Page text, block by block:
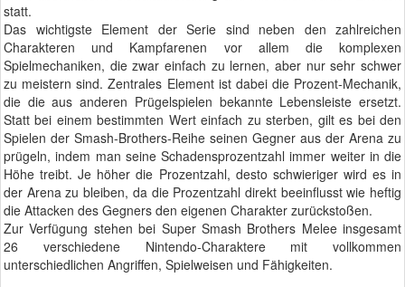
statt.
Das wichtigste Element der Serie sind neben den zahlreichen
Charakteren und Kampfarenen vor allem die komplexen
Spielmechaniken, die zwar einfach zu lernen, aber nur sehr schwer
zu meistern sind. Zentrales Element ist dabei die Prozent-Mechanik,
die die aus anderen Prügelspielen bekannte Lebensleiste ersetzt.
Statt bei einem bestimmten Wert einfach zu sterben, gilt es bei den
Spielen der Smash-Brothers-Reihe seinen Gegner aus der Arena zu
prügeln, indem man seine Schadensprozentzahl immer weiter in die
Höhe treibt. Je höher die Prozentzahl, desto schwieriger wird es in
der Arena zu bleiben, da die Prozentzahl direkt beeinflusst wie heftig
die Attacken des Gegners den eigenen Charakter zurückstoßen.
Zur Verfügung stehen bei Super Smash Brothers Melee insgesamt
26 verschiedene Nintendo-Charaktere mit vollkommen
unterschiedlichen Angriffen, Spielweisen und Fähigkeiten.